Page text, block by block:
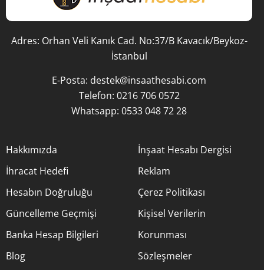
Adres: Orhan Veli Kanık Cad. No:37/B Kavacık/Beykoz-
İstanbul
E-Posta: destek@insaathesabi.com
Telefon: 0216 706 0572
Whatsapp: 0533 048 72 28
Hakkımızda
İhracat Hedefi
Hesabın Doğruluğu
Güncelleme Geçmişi
Banka Hesap Bilgileri
Blog
İnşaat Hesabı Dergisi
Reklam
Çerez Politikası
Kişisel Verilerin
Korunması
Sözleşmeler